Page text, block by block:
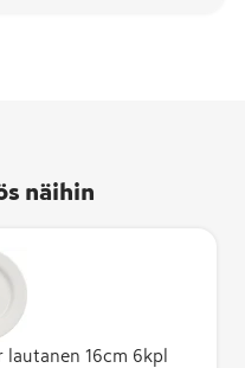
näihin
16cm 6kpl